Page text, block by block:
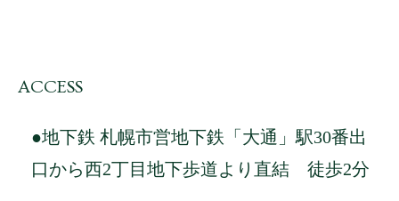
ACCESS
●地下鉄 札幌市営地下鉄「大通」駅30番出
口から西2丁目地下歩道より直結 徒歩2分